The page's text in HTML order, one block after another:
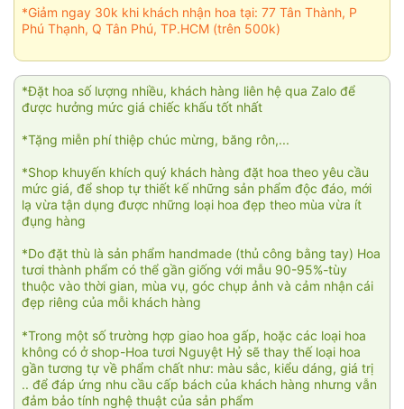
*Giảm ngay 30k khi khách nhận hoa tại: 77 Tân Thành, P
Phú Thạnh, Q Tân Phú, TP.HCM (trên 500k)
*Đặt hoa số lượng nhiều, khách hàng liên hệ qua Zalo để
được hưởng mức giá chiếc khấu tốt nhất
*Tặng miễn phí thiệp chúc mừng, băng rôn,...
*Shop khuyến khích quý khách hàng đặt hoa theo yêu cầu
mức giá, để shop tự thiết kế những sản phẩm độc đáo, mới
lạ vừa tận dụng được những loại hoa đẹp theo mùa vừa ít
đụng hàng
*Do đặt thù là sản phẩm handmade (thủ công bằng tay) Hoa
tươi thành phẩm có thể gần giống với mẫu 90-95%-tùy
thuộc vào thời gian, mùa vụ, góc chụp ảnh và cảm nhận cái
đẹp riêng của mỗi khách hàng
*Trong một số trường hợp giao hoa gấp, hoặc các loại hoa
không có ở shop-Hoa tươi Nguyệt Hỷ sẽ thay thế loại hoa
gần tương tự về phẩm chất như: màu sắc, kiểu dáng, giá trị
.. để đáp ứng nhu cầu cấp bách của khách hàng nhưng vẫn
đảm bảo tính nghệ thuật của sản phẩm